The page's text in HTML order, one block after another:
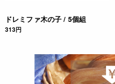
ドレミファ木の子 / 5個組
313円